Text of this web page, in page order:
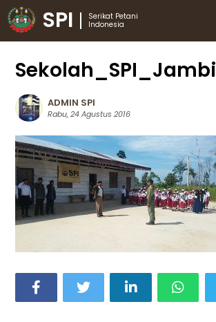
SPI
Serikat Petani
Indonesia
Sekolah_SPI_Jambi
ADMIN SPI
Rabu, 24 Agustus 2016